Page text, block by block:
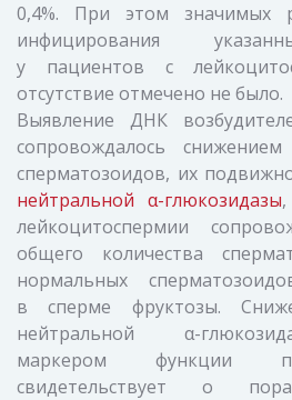
0,4%. При этом значимых
инфицирования
у пациентов с
отсутствие отмечено не было.
Выявление ДНК
сопровождалось
сперматозоидов, их
нейтральной α-глюкозидазы
лейкоцитоспермии
общего количества
нормальных
в сперме фруктозы.
нейтральной α-
маркером функции
свидетельствует о